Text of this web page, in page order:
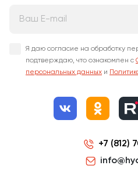
Я даю согласие на обработку
подтверждаю, что ознакомлен с
персональных данных и
+7 (812)